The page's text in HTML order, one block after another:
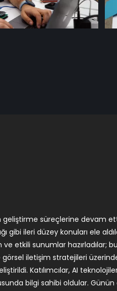
geliştirme süreçlerine devam
gibi ileri düzey konuları ele
etkili sunumlar hazırladılar;
görsel iletişim stratejileri
Katılımcılar, AI
bilgi sahibi oldular. Günün
ile buluşan
düzenlenen tura katıldılar.
İstanbul’un zengin kültürel